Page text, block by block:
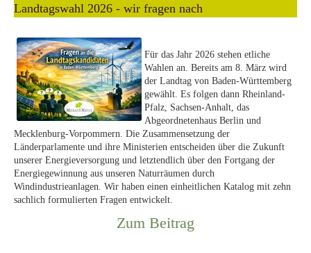
Landtagswahl 2026 - wir fragen nach
Für das Jahr 2026 stehen etliche
Wahlen an. Bereits am 8. März wird
der Landtag von Baden-Württemberg
gewählt. Es folgen dann Rheinland-
Pfalz, Sachsen-Anhalt, das
Abgeordnetenhaus Berlin und
Mecklenburg-Vorpommern. Die Zusammensetzung der
Länderparlamente und ihre Ministerien entscheiden über die Zukunft
unserer Energieversorgung und letztendlich über den Fortgang der
Energiegewinnung aus unseren Naturräumen durch
Windindustrieanlagen. Wir haben einen einheitlichen Katalog mit zehn
sachlich formulierten Fragen entwickelt.
Zum Beitrag